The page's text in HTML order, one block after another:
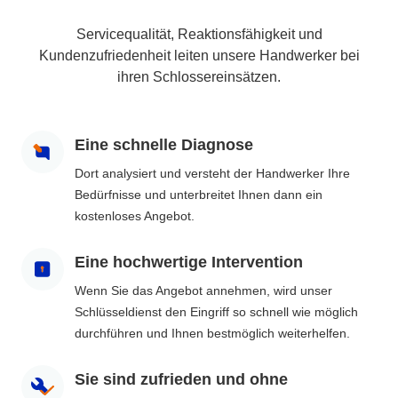
Servicequalität, Reaktionsfähigkeit und
Kundenzufriedenheit leiten unsere Handwerker bei
ihren Schlossereinsätzen.
Eine schnelle Diagnose
Dort analysiert und versteht der Handwerker Ihre
Bedürfnisse und unterbreitet Ihnen dann ein
kostenloses Angebot.
Eine hochwertige Intervention
Wenn Sie das Angebot annehmen, wird unser
Schlüsseldienst den Eingriff so schnell wie möglich
durchführen und Ihnen bestmöglich weiterhelfen.
Sie sind zufrieden und ohne